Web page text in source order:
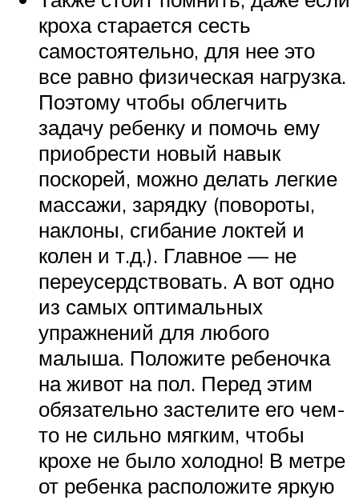
кроха старается сесть
самостоятельно, для нее это
все равно физическая нагрузка.
Поэтому чтобы облегчить
задачу ребенку и помочь ему
приобрести новый навык
поскорей, можно делать легкие
массажи, зарядку (повороты,
наклоны, сгибание локтей и
колен и т.д.). Главное — не
переусердствовать. А вот одно
из самых оптимальных
упражнений для любого
малыша. Положите ребеночка
на живот на пол. Перед этим
обязательно застелите его чем-
то не сильно мягким, чтобы
крохе не было холодно! В метре
от ребенка расположите яркую